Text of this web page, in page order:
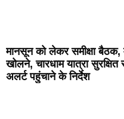
मानसून को लेकर समीक्षा
खोलने, चारधाम यात्रा
अलर्ट पहुंचाने के निर्देश